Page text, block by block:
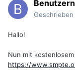
Geschrieben
Hallo!
Nun mit
https://